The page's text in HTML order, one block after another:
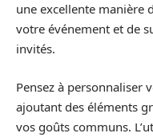
une excellente manière
votre événement et de
invités.
Pensez à personnaliser
ajoutant des éléments
vos goûts communs.